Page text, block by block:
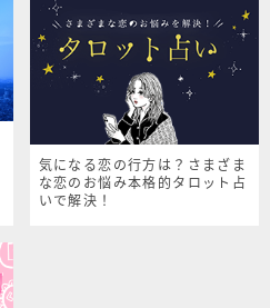
気になる恋の行方は？さまざま
な恋のお悩み本格的タロット占
いで解決！